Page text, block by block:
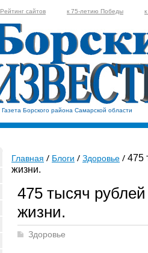
Рейтинг сайтов к 75-летию Победы
Газета Борского района Самарской области
Главная Блоги Здоровье
475
жизни.
475 тысяч
жизни.
Здоровье